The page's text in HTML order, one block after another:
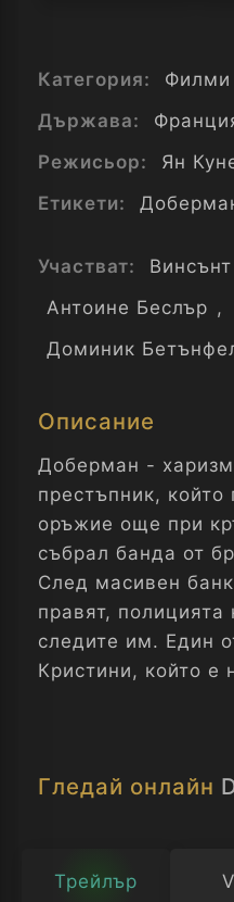
Категория: Филми
Държава:
Режисьор:
Ян
Етикети:
Участват:
Антоине Беслър ,
Доминик
Описание
Доберман -
престъпник, който
оръжие още при
събрал банда от
След масивен
правят,
следите им. Един
Кристини, който е
Гледай онлайн
Трейлър